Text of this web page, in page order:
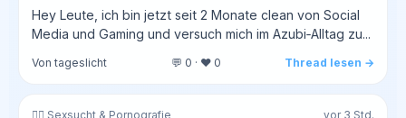
Hey Leute, ich bin jetzt seit 2 Monate clean von Social
Media und Gaming und versuch mich im Azubi‑Alltag zu...
Von tageslicht 💬 0 · ❤️ 0 Thread lesen →
❤️‍🔥 Sexsucht & Pornografie vor 3 Std.